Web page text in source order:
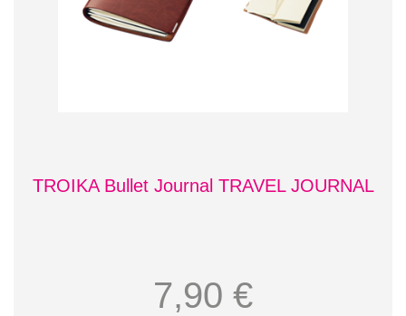
TROIKA Bullet Journal TRAVEL JOURNAL
7,90 €